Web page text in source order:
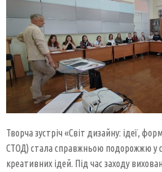
Творча зустріч «Світ дизайну: ідеї,
СТОД) стала справжньою подорожжю у
креативних ідей. Під час заходу